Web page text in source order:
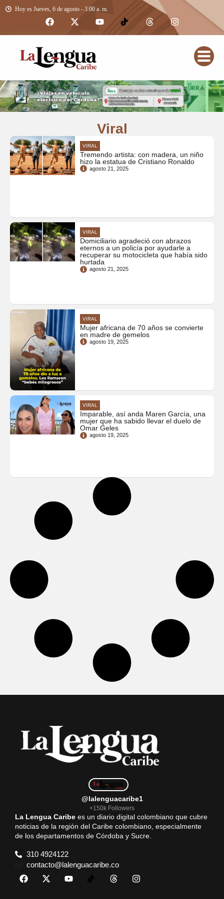
Hoy es Jueves, 6 de agosto - 3:00 a. m.
Viral
VIRAL
Tremendo artista: con madera, un niño
hizo la estatua de Cristiano Ronaldo
agosto 21, 2025
VIRAL
Domiciliario agradeció con abrazos
eternos a un policía por ayudarle a
recuperar su motocicleta que había sido
hurtada
agosto 21, 2025
VIRAL
Mujer africana de 70 años se convierte
en madre de gemelos
agosto 19, 2025
VIRAL
Imparable, así anda Maren García, una
mujer que ha sabido llevar el duelo de
Omar Geles
agosto 19, 2025
@lalenguacaribe1
+150k Followers
La Lengua Caribe es un diario digital colombiano que cubre
noticias de la región del Caribe colombiano, especialmente
de los departamentos de Córdoba y Sucre.
310 4924122
contacto@lalenguacaribe.co